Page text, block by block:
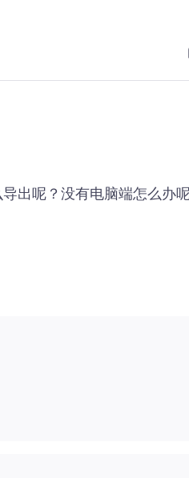
出呢？没有电脑端怎么办